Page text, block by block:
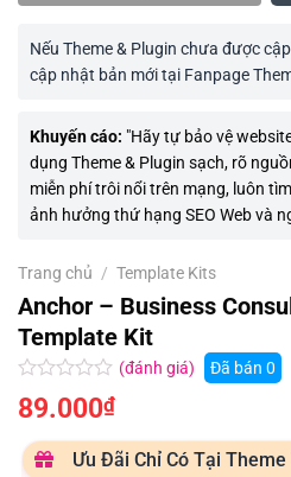
Nếu Theme & Plugin chưa được
cập nhật bản mới tại Fanpage
Khuyến cáo: "Hãy tự bảo vệ
dụng Theme & Plugin sạch, rõ
miễn phí trôi nổi trên mạng, luôn
ảnh hưởng thứ hạng SEO Web và
Trang chủ / Template Kits
Anchor – Business
Template Kit
Được
xếp
0.0
5
(đánh giá) Đã bán 0
89.000₫
Ưu Đãi Chỉ Có Tại Theme